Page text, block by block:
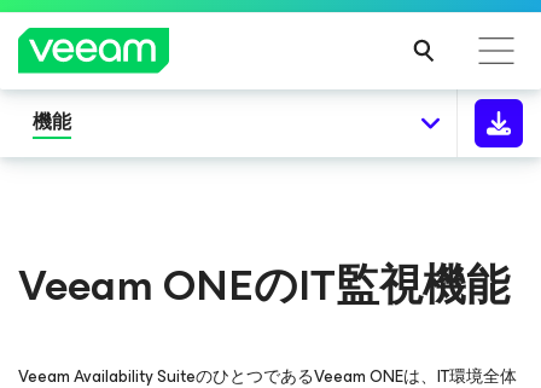
CrowdStrikeのコンテンツ更新によって影響を受け
む
機能
Veeam ONEのIT監視機能
Veeam Availability SuiteのひとつであるVeeam ONEは、IT環境全体